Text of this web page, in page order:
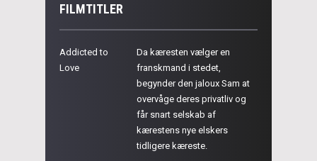
FILMTITLER
Addicted to
Love
Da kæresten vælger en
franskmand i stedet,
begynder den jaloux Sam at
overvåge deres privatliv og
får snart selskab af
kærestens nye elskers
tidligere kæreste.